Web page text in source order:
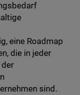
eine Roadmap
die in jeder
der
sind.